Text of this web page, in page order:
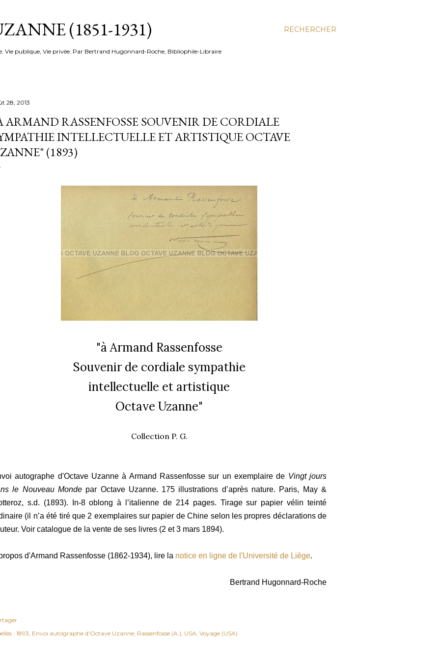
RECHERCHER
(1851-1931)
Vie publique, Vie privée. Par Bertrand Hugonnard-Roche, Bibliophile-Libraire
28, 2013
ARMAND RASSENFOSSE SOUVENIR DE CORDIALE
INTELLECTUELLE ET ARTISTIQUE OCTAVE
(1893)
"à Armand Rassenfosse
Souvenir de cordiale sympathie
intellectuelle et artistique
Octave Uzanne"
Collection P. G.
autographe d'Octave Uzanne à Armand Rassenfosse sur un exemplaire de Vingt jours
le Nouveau Mondepar Octave Uzanne. 175 illustrations d’après nature. Paris, May &
s.d. (1893). In-8 oblong à l’italienne de 214 pages. Tirage sur papier vélin teinté
(il n’a été tiré que 2 exemplaires sur papier de Chine selon les propres déclarations de
Voir catalogue de la vente de ses livres (2 et 3 mars 1894).
d'Armand Rassenfosse (1862-1934), lire la notice en ligne de l'Université de Liège.
Bertrand Hugonnard-Roche
: 1893 Envoi autographe d'Octave Uzanne Rassenfosse (A.) USA Voyage (USA)